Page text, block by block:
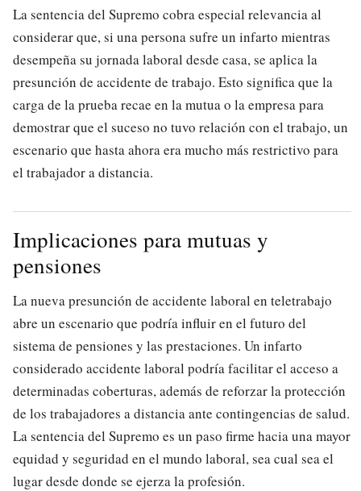
La sentencia del Supremo cobra especial relevancia al
considerar que, si una persona sufre un infarto mientras
desempeña su jornada laboral desde casa, se aplica la
presunción de accidente de trabajo. Esto significa que la
carga de la prueba recae en la mutua o la empresa para
demostrar que el suceso no tuvo relación con el trabajo, un
escenario que hasta ahora era mucho más restrictivo para
el trabajador a distancia.
Implicaciones para mutuas y
pensiones
La nueva presunción de accidente laboral en teletrabajo
abre un escenario que podría influir en el futuro del
sistema de pensiones y las prestaciones. Un infarto
considerado accidente laboral podría facilitar el acceso a
determinadas coberturas, además de reforzar la protección
de los trabajadores a distancia ante contingencias de salud.
La sentencia del Supremo es un paso firme hacia una mayor
equidad y seguridad en el mundo laboral, sea cual sea el
lugar desde donde se ejerza la profesión.